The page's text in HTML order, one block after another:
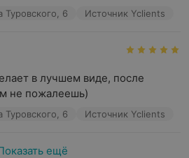
Туровского, 6 Источник Yclients
в лучшем виде, после
не пожалеешь)
Туровского, 6 Источник Yclients
ещё